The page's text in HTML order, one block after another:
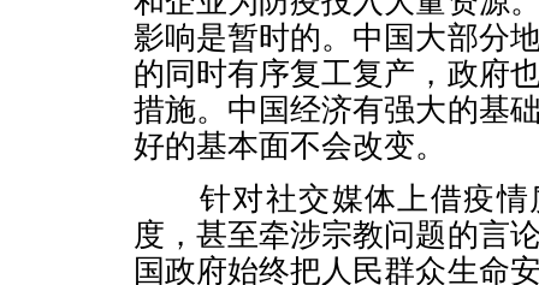
影响是暂时的。中国大部分
的同时有序复工复产，政府
措施。中国经济有强大的基
好的基本面不会改变。
针对社交媒体上借疫情
度，甚至牵涉宗教问题的言
国政府始终把人民群众生命